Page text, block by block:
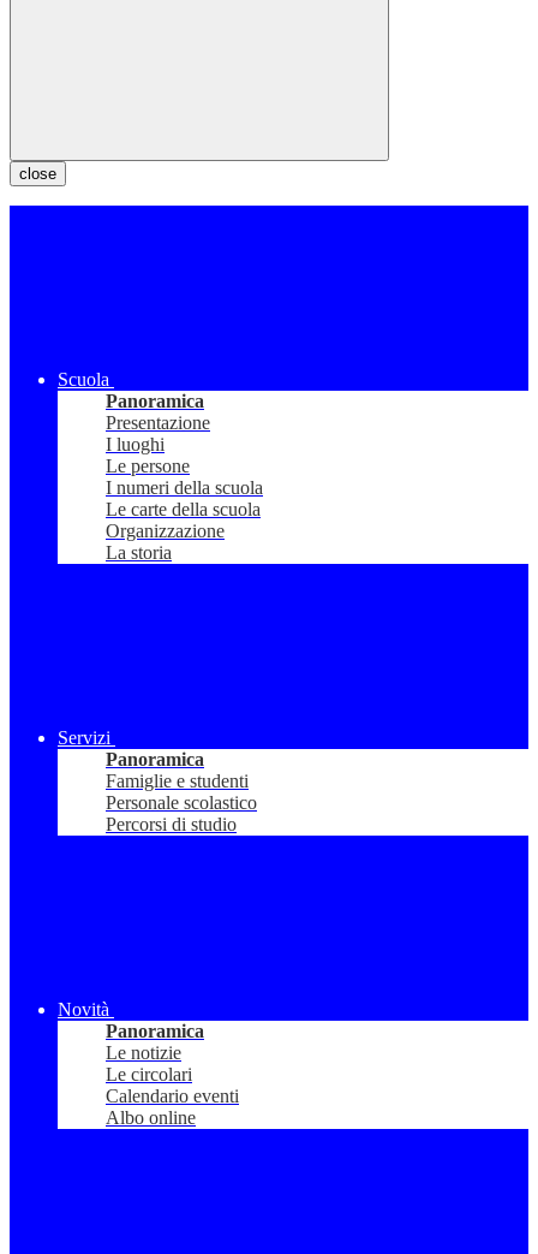
close
Scuola
Panoramica
Presentazione
I luoghi
Le persone
I numeri della scuola
Le carte della scuola
Organizzazione
La storia
Servizi
Panoramica
Famiglie e studenti
Personale scolastico
Percorsi di studio
Novità
Panoramica
Le notizie
Le circolari
Calendario eventi
Albo online